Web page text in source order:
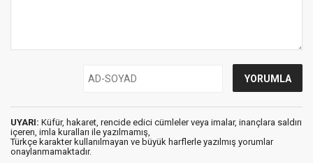
UYARI: Küfür, hakaret, rencide edici cümleler veya imalar, inançlara saldırı
içeren, imla kuralları ile yazılmamış,
Türkçe karakter kullanılmayan ve büyük harflerle yazılmış yorumlar
onaylanmamaktadır.